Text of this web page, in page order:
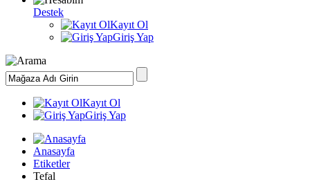
Destek
Kayıt Ol
Giriş Yap
Kayıt Ol
Giriş Yap
Anasayfa
Etiketler
Tefal